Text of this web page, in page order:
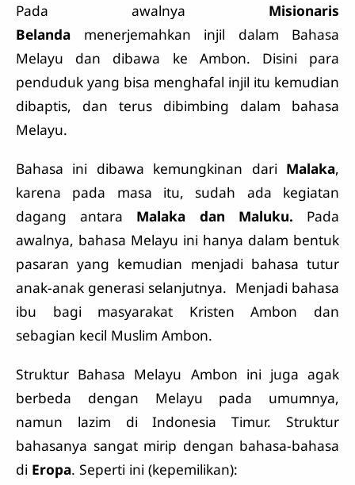
Pada awalnya Misionaris
Belanda menerjemahkan injil dalam Bahasa
Melayu dan dibawa ke Ambon. Disini para
penduduk yang bisa menghafal injil itu kemudian
dibaptis, dan terus dibimbing dalam bahasa
Melayu.
Bahasa ini dibawa kemungkinan dari Malaka,
karena pada masa itu, sudah ada kegiatan
dagang antara Malaka dan Maluku. Pada
awalnya, bahasa Melayu ini hanya dalam bentuk
pasaran yang kemudian menjadi bahasa tutur
anak-anak generasi selanjutnya. Menjadi bahasa
ibu bagi masyarakat Kristen Ambon dan
sebagian kecil Muslim Ambon.
Struktur Bahasa Melayu Ambon ini juga agak
berbeda dengan Melayu pada umumnya,
namun lazim di Indonesia Timur. Struktur
bahasanya sangat mirip dengan bahasa-bahasa
di Eropa. Seperti ini (kepemilikan):